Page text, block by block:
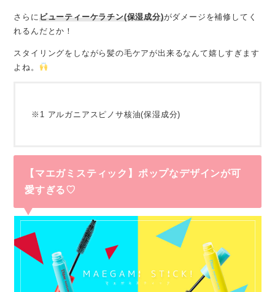
さらに ビューティーケラチン(保湿成分)がダメージを補修してく
れるんだとか！
スタイリングをしながら髪の毛ケアが出来るなんて嬉しすぎます
よね。
※1 アルガニアスピノサ核油(保湿成分)
【マエガミスティック】ポップなデザインが可
愛すぎる♡